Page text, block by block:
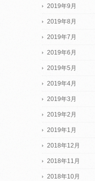
2019年9月
2019年8月
2019年7月
2019年6月
2019年5月
2019年4月
2019年3月
2019年2月
2019年1月
2018年12月
2018年11月
2018年10月